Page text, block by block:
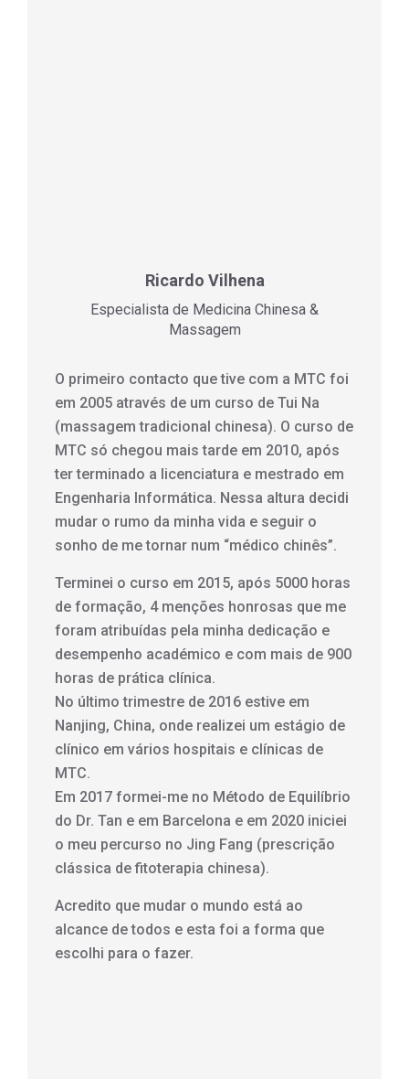
Ricardo Vilhena
Especialista de Medicina Chinesa &
Massagem
O primeiro contacto que tive com a MTC foi
em 2005 através de um curso de Tui Na
(massagem tradicional chinesa). O curso de
MTC só chegou mais tarde em 2010, após
ter terminado a licenciatura e mestrado em
Engenharia Informática. Nessa altura decidi
mudar o rumo da minha vida e seguir o
sonho de me tornar num “médico chinês”.
Terminei o curso em 2015, após 5000 horas
de formação, 4 menções honrosas que me
foram atribuídas pela minha dedicação e
desempenho académico e com mais de 900
horas de prática clínica.
No último trimestre de 2016 estive em
Nanjing, China, onde realizei um estágio de
clínico em vários hospitais e clínicas de
MTC.
Em 2017 formei-me no Método de Equilíbrio
do Dr. Tan e em Barcelona e em 2020 iniciei
o meu percurso no Jing Fang (prescrição
clássica de fitoterapia chinesa).
Acredito que mudar o mundo está ao
alcance de todos e esta foi a forma que
escolhi para o fazer.